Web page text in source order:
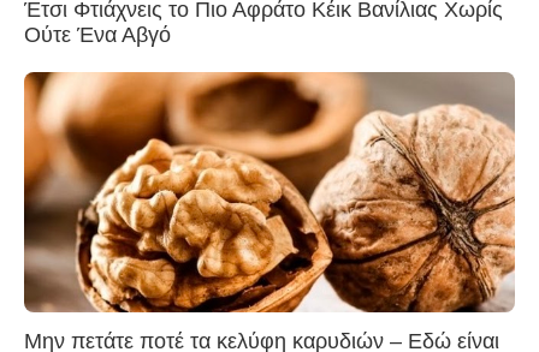
Έτσι Φτιάχνεις το Πιο Αφράτο Κέικ Βανίλιας Χωρίς
Ούτε Ένα Αβγό
Μην πετάτε ποτέ τα κελύφη καρυδιών – Εδώ είναι